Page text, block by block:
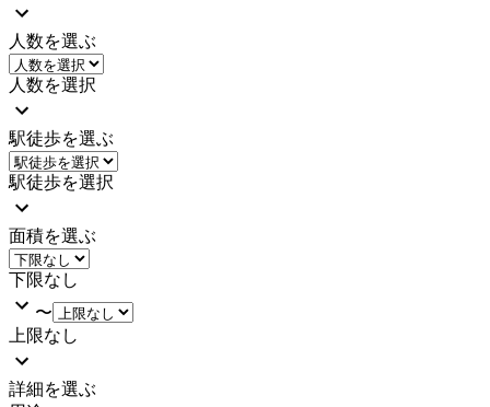
人数を選ぶ
人数を選択
駅徒歩を選ぶ
駅徒歩を選択
面積を選ぶ
下限なし
〜
上限なし
詳細を選ぶ